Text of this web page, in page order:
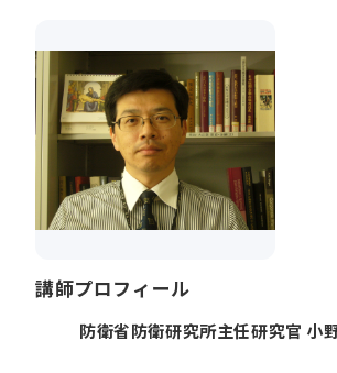
講師プロフィール
防衛省防衛研究所主任研究官 小